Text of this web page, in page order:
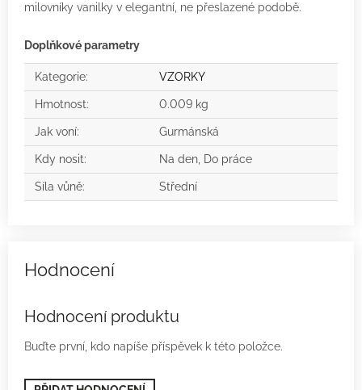
milovníky vanilky v elegantní, ne přeslazené podobě.
Doplňkové parametry
Kategorie: VZORKY
Hmotnost: 0.009 kg
Jak voní: Gurmánská
Kdy nosit: Na den, Do práce
Síla vůně: Střední
Hodnocení produktu
Buďte první, kdo napíše příspěvek k této položce.